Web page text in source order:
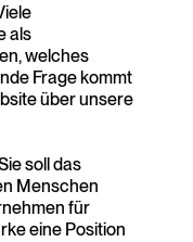
als
welches
Frage kommt
über unsere
soll das
Menschen
für
eine Position